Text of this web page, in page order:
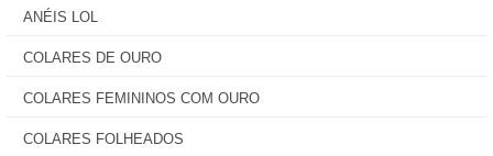
ANÉIS LOL
COLARES DE OURO
COLARES FEMININOS COM OURO
COLARES FOLHEADOS